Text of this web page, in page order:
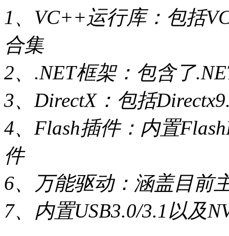
1、VC++运行库：包括
合集
2、.NET框架：包含了
3、DirectX：包括
4、Flash插件：内置
件
6、万能驱动：涵盖目前
7、内置USB3.0/3.1以及